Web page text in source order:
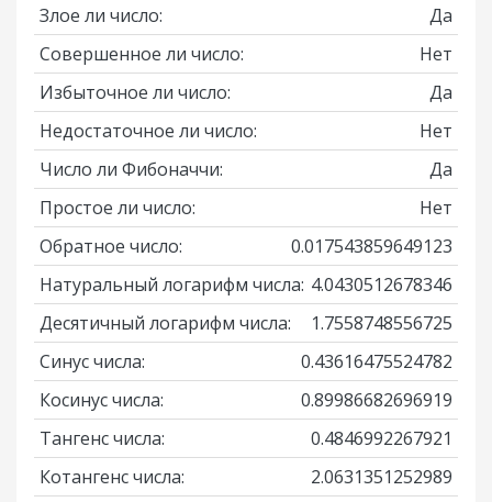
Злое ли число:
Да
Совершенное ли число:
Нет
Избыточное ли число:
Да
Недостаточное ли число:
Нет
Число ли Фибоначчи:
Да
Простое ли число:
Нет
Обратное число:
0.017543859649123
Натуральный логарифм числа: 4.0430512678346
Десятичный логарифм числа:
1.7558748556725
Синус числа:
0.43616475524782
Косинус числа:
0.89986682696919
Тангенс числа:
0.4846992267921
Котангенс числа:
2.0631351252989